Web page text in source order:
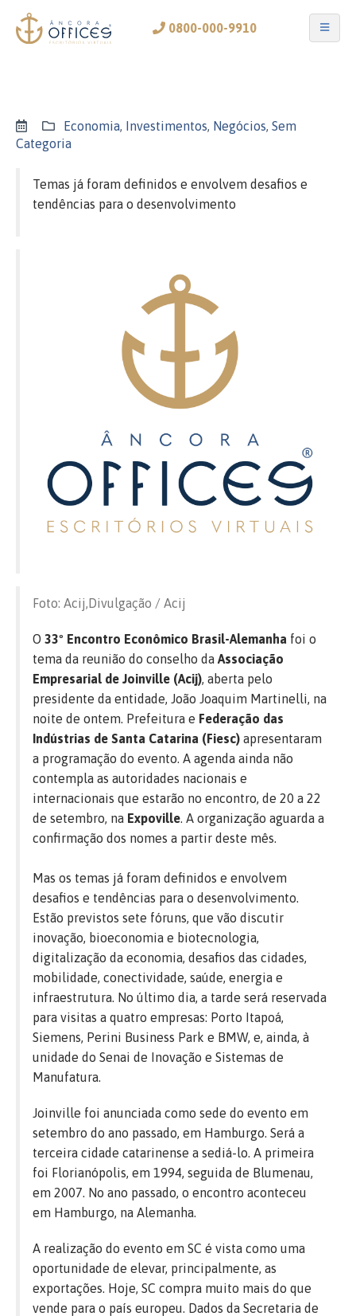
0800-000-9910
Economia, Investimentos, Negócios, Sem
Categoria
Temas já foram definidos e envolvem desafios e
tendências para o desenvolvimento
Foto: Acij,Divulgação / Acij
O 33º Encontro Econômico Brasil-Alemanha foi o
tema da reunião do conselho da Associação
Empresarial de Joinville (Acij), aberta pelo
presidente da entidade, João Joaquim Martinelli, na
noite de ontem. Prefeitura e Federação das
Indústrias de Santa Catarina (Fiesc) apresentaram
a programação do evento. A agenda ainda não
contempla as autoridades nacionais e
internacionais que estarão no encontro, de 20 a 22
de setembro, na Expoville. A organização aguarda a
confirmação dos nomes a partir deste mês.
Mas os temas já foram definidos e envolvem
desafios e tendências para o desenvolvimento.
Estão previstos sete fóruns, que vão discutir
inovação, bioeconomia e biotecnologia,
digitalização da economia, desafios das cidades,
mobilidade, conectividade, saúde, energia e
infraestrutura. No último dia, a tarde será reservada
para visitas a quatro empresas: Porto Itapoá,
Siemens, Perini Business Park e BMW, e, ainda, à
unidade do Senai de Inovação e Sistemas de
Manufatura.
Joinville foi anunciada como sede do evento em
setembro do ano passado, em Hamburgo. Será a
terceira cidade catarinense a sediá-lo. A primeira
foi Florianópolis, em 1994, seguida de Blumenau,
em 2007. No ano passado, o encontro aconteceu
em Hamburgo, na Alemanha.
A realização do evento em SC é vista como uma
oportunidade de elevar, principalmente, as
exportações. Hoje, SC compra muito mais do que
vende para o país europeu. Dados da Secretaria de